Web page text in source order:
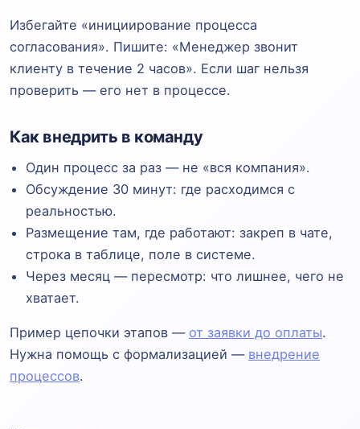
Избегайте «инициирование процесса
согласования». Пишите: «Менеджер звонит
клиенту в течение 2 часов». Если шаг нельзя
проверить — его нет в процессе.
Как внедрить в команду
Один процесс за раз — не «вся компания».
Обсуждение 30 минут: где расходимся с
реальностью.
Размещение там, где работают: закреп в чате,
строка в таблице, поле в системе.
Через месяц — пересмотр: что лишнее, чего не
хватает.
Пример цепочки этапов — от заявки до оплаты.
Нужна помощь с формализацией — внедрение
процессов.